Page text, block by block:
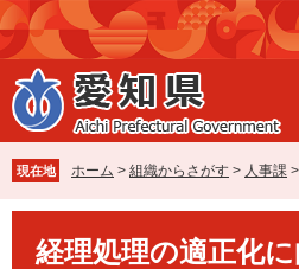
ペ
ー
ジ
の
先
で
す
。
メ
ニ
ュ
ー
を
ば
し
て
現在地 ホーム > 組織からさがす > 人事課 >
経理処理の適正化